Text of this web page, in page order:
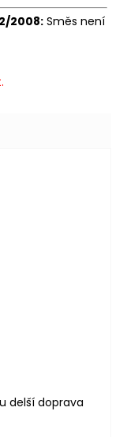
2008: Směs není
5 hvězdiček.
5 hvězdiček.
5 hvězdiček.
delší doprava